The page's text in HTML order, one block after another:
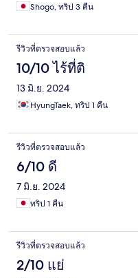
Shogo, ทริป 3 คืน
รีวิวที่ตรวจสอบแล้ว
10/10 ไร้ที่ติ
13 มิ.ย. 2024
HyungTaek, ทริป 1 คืน
รีวิวที่ตรวจสอบแล้ว
6/10 ดี
7 มิ.ย. 2024
ทริป 1 คืน
รีวิวที่ตรวจสอบแล้ว
2/10 แย่